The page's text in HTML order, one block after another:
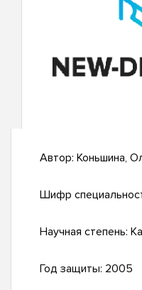
Автор: Коньшина,
Шифр
Научная степень:
Год защиты: 2005